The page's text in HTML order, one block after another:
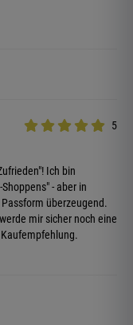
5
Ich bin
- aber in
überzeugend.
mir sicher noch eine